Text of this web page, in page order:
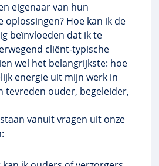
eigenaar van hun
oplossingen? Hoe kan ik de
beïnvloeden dat ik te
cliënt-typische
wel het belangrijkste: hoe
energie uit mijn werk in
tevreden ouder, begeleider,
vanuit vragen uit onze